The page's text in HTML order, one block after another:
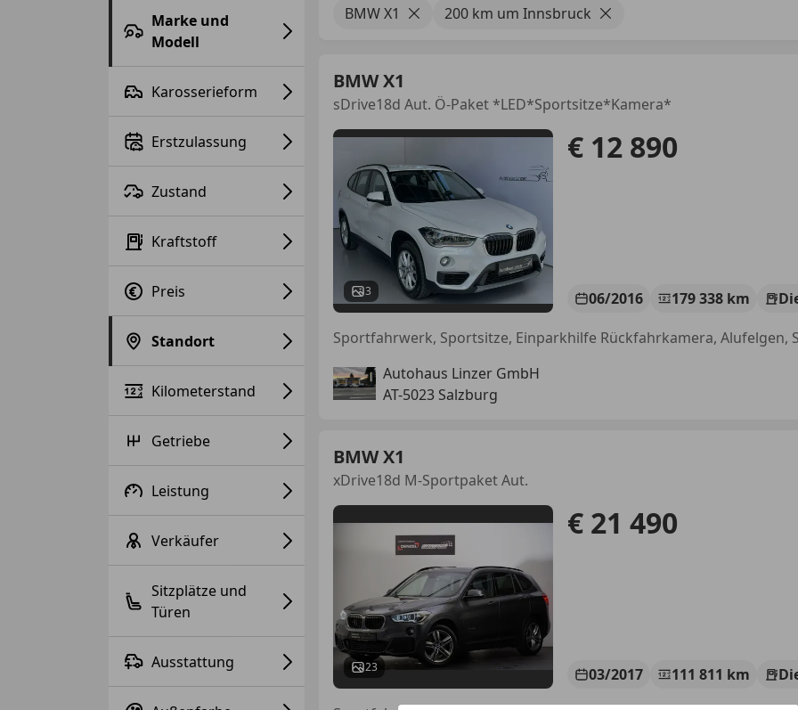
Marke und
Modell
Karosserieform
Erstzulassung
Zustand
Kraftstoff
Preis
Standort
Kilometerstand
Getriebe
Leistung
Verkäufer
Sitzplätze und
Türen
Ausstattung
BMW X1 200 km um Innsbruck
BMW X1
sDrive18d Aut. Ö-Paket *LED*Sportsitze*Kamera*
3
€ 12 890
06/2016 179 338 km
Autohaus Linzer GmbH
AT-5023 Salzburg
BMW X1
xDrive18d M-Sportpaket Aut.
23
€ 21 490
03/2017 111 811 km